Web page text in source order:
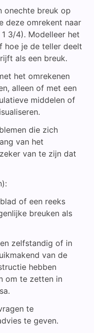
onechte breuk op
deze omrekent naar
3/4). Modelleer het
hoe je de teller deelt
als een breuk.
het omrekenen
alleen of met een
middelen of
die zich
van het
van te zijn dat
of een reeks
breuken als
zelfstandig of in
van de
hebben
om te zetten in
te
te geven.